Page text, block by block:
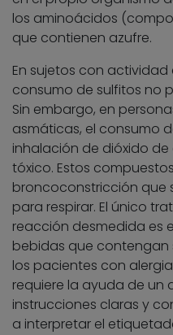
los aminoácidos
que contienen azufre.
En sujetos con
consumo de sulfitos no
Sin embargo, en
asmáticas, el consumo
inhalación de dióxido
tóxico. Estos
broncoconstricción que
para respirar. El único
reacción desmedida es
bebidas que contengan
los pacientes con
requiere la ayuda de un
instrucciones claras y
a interpretar el